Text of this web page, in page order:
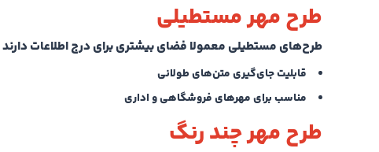
طرح مهر مستطیلی
طرح‌های مستطیلی معمولا فضای بیشتری برای درج اطلاعات
قابلیت جای‌گیری متن‌های طولانی
مناسب برای مهرهای فروشگاهی و اداری
طرح مهر چند رنگ